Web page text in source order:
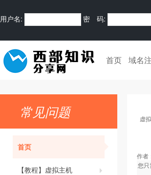
用户名: 密 码:
首页 域名
常见问题
首页
【教程】虚拟主机
虚
作者
您